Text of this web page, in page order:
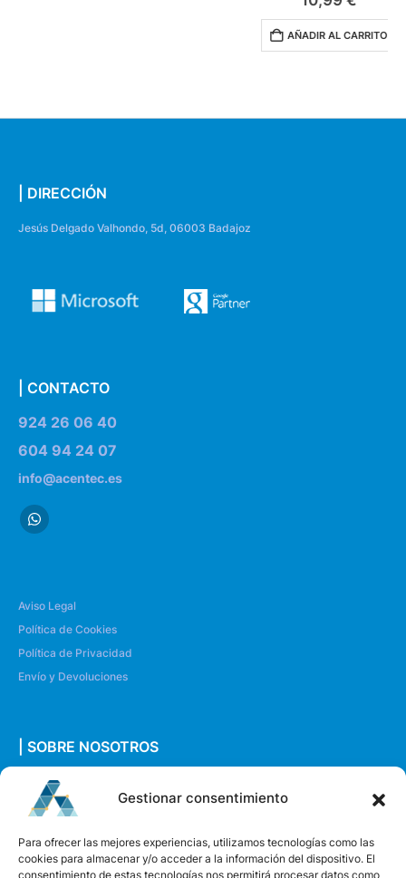
Gestionar consentimiento
Para ofrecer las mejores experiencias, utilizamos tecnologías como las
cookies para almacenar y/o acceder a la información del dispositivo. El
consentimiento de estas tecnologías nos permitirá procesar datos como
| DIRECCIÓN
Jesús Delgado Valhondo, 5d, 06003 Badajoz
| CONTACTO
924 26 06 40
604 94 24 07
info@acentec.es
Aviso Legal
Política de Cookies
Política de Privacidad
Envío y Devoluciones
| SOBRE NOSOTROS
Quiénes somos
Envíanos un mensaje